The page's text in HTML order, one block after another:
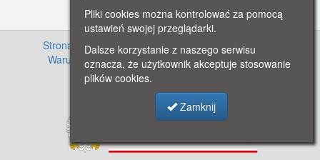
Strona główna · Informacje o projekcie · Cennik
Warunki używania zasobów
· Kontakt ·
Regulamin
serwisu
· Polityka prywatności
Pliki cookies można kontrolować za pomocą
ustawień swojej przeglądarki.
Dalsze korzystanie z naszego serwisu
oznacza, że użytkownik akceptuje stosowanie
plików cookies.
Zamknij